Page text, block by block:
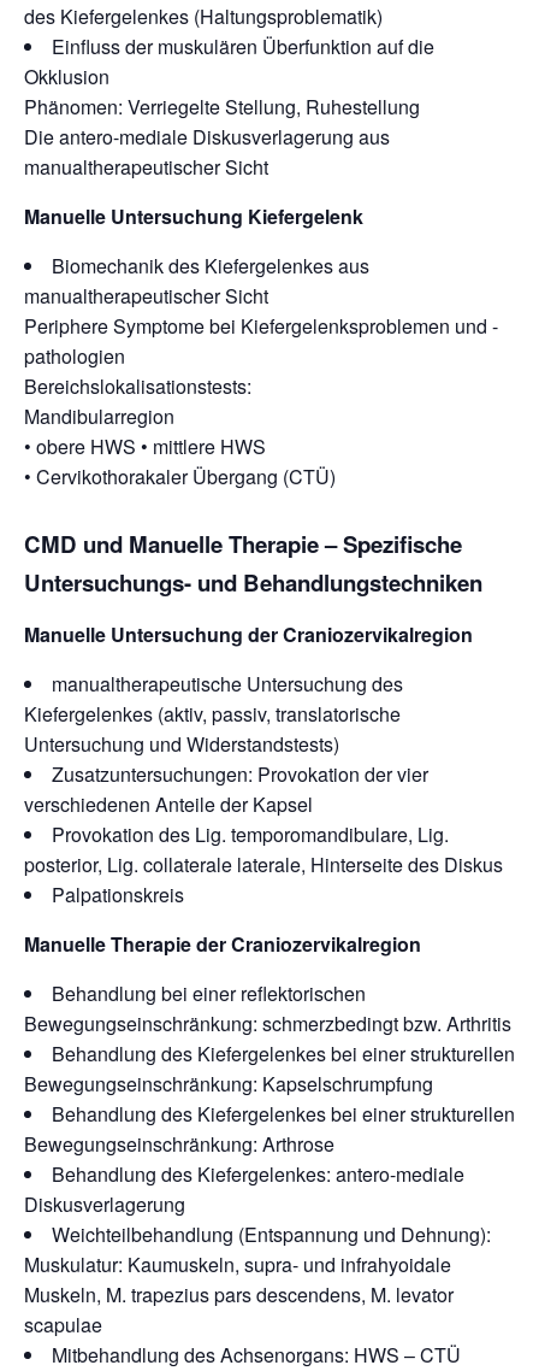
des Kiefergelenkes (Haltungsproblematik)
Einfluss der muskulären Überfunktion auf die
Okklusion
Phänomen: Verriegelte Stellung, Ruhestellung
Die antero-mediale Diskusverlagerung aus
manualtherapeutischer Sicht
Manuelle Untersuchung Kiefergelenk
Biomechanik des Kiefergelenkes aus
manualtherapeutischer Sicht
Periphere Symptome bei Kiefergelenksproblemen und -
pathologien
Bereichslokalisationstests:
Mandibularregion
• obere HWS • mittlere HWS
• Cervikothorakaler Übergang (CTÜ)
CMD und Manuelle Therapie – Spezifische
Untersuchungs- und Behandlungstechniken
Manuelle Untersuchung der Craniozervikalregion
manualtherapeutische Untersuchung des
Kiefergelenkes (aktiv, passiv, translatorische
Untersuchung und Widerstandstests)
Zusatzuntersuchungen: Provokation der vier
verschiedenen Anteile der Kapsel
Provokation des Lig. temporomandibulare, Lig.
posterior, Lig. collaterale laterale, Hinterseite des Diskus
Palpationskreis
Manuelle Therapie der Craniozervikalregion
Behandlung bei einer reflektorischen
Bewegungseinschränkung: schmerzbedingt bzw. Arthritis
Behandlung des Kiefergelenkes bei einer strukturellen
Bewegungseinschränkung: Kapselschrumpfung
Behandlung des Kiefergelenkes bei einer strukturellen
Bewegungseinschränkung: Arthrose
Behandlung des Kiefergelenkes: antero-mediale
Diskusverlagerung
Weichteilbehandlung (Entspannung und Dehnung):
Muskulatur: Kaumuskeln, supra- und infrahyoidale
Muskeln, M. trapezius pars descendens, M. levator
scapulae
Mitbehandlung des Achsenorgans: HWS – CTÜ